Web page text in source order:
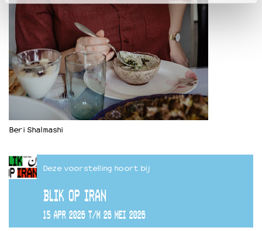
Beri Shalmashi
Deze voorstelling hoort bij
BLIK OP IRAN
15 APR 2026 T/M 26 MEI 2026